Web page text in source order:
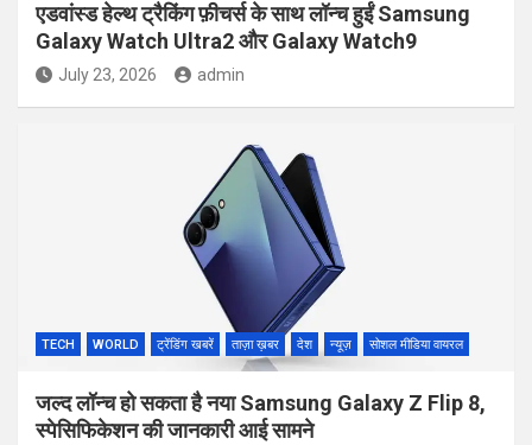
एडवांस्ड हेल्थ ट्रैकिंग फ़ीचर्स के साथ लॉन्च हुईं Samsung
Galaxy Watch Ultra2 और Galaxy Watch9
July 23, 2026 admin
TECH WORLD ट्रेंडिंग खबरें ताज़ा ख़बर देश न्यूज़ सोशल मीडिया वायरल
जल्द लॉन्च हो सकता है नया Samsung Galaxy Z Flip 8,
स्पेसिफिकेशन की जानकारी आई सामने